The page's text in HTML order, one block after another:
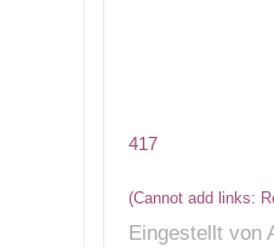
417
(Cannot add links:
Eingestellt von